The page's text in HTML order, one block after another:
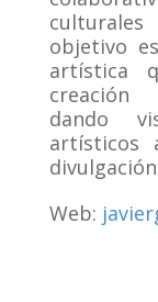
culturales
objetivo
artística
creación
dando
artísticos
Web: